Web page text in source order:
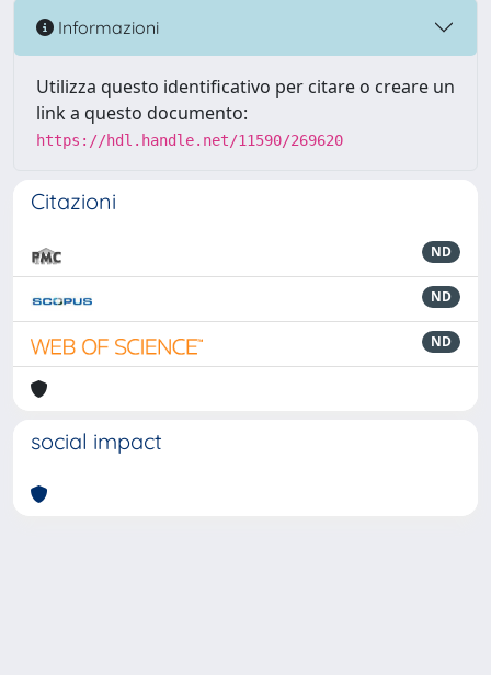
Informazioni
Utilizza questo identificativo per citare o creare un
link a questo documento:
https://hdl.handle.net/11590/269620
Citazioni
ND
ND
ND
social impact